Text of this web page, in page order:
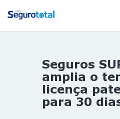
NOTÍCIAS
REVISTA
ESPECIAIS
Seguros
amplia o
licença
para 30